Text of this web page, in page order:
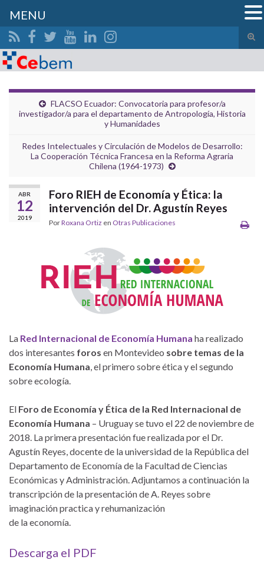
el
Search for:
FLACSO Ecuador: Convocatoria para profesor/a
investigador/a para el departamento de Antropología, Historia
y Humanidades
Redes Intelectuales y Circulación de Modelos de Desarrollo:
La Cooperación Técnica Francesa en la Reforma Agraria
Chilena (1964-1973)
ABR
12
2019
Foro RIEH de Economía y Ética: la
intervención del Dr. Agustín Reyes
PorRoxana Ortiz en Otras Publicaciones
La Red Internacional de Economía Humana ha realizado
dos interesantes foros en Montevideo sobre temas de la
Economía Humana, el primero sobre ética y el segundo
sobre ecología.
El Foro de Economía y Ética de la Red Internacional de
Economía Humana – Uruguay se tuvo el 22 de noviembre de
2018. La primera presentación fue realizada por el Dr.
Agustín Reyes, docente de la universidad de la República del
Departamento de Economía de la Facultad de Ciencias
Económicas y Administración. Adjuntamos a continuación la
transcripción de la presentación de A. Reyes sobre
imaginación practica y rehumanización
de la economía.
Descarga el PDF
MENU